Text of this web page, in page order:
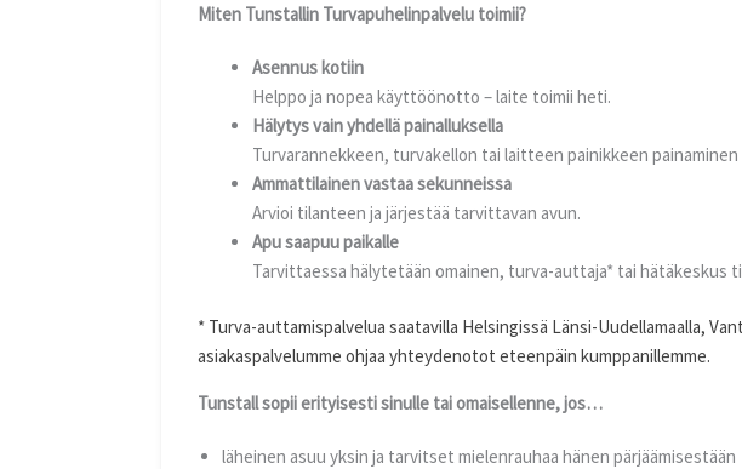
Miten Tunstallin Turvapuhelinpalvelu toimii?
Asennus kotiin
Helppo ja nopea käyttöönotto – laite toimii heti.
Hälytys vain yhdellä painalluksella
Turvarannekkeen, turvakellon tai laitteen painikkeen
Ammattilainen vastaa sekunneissa
Arvioi tilanteen ja järjestää tarvittavan avun.
Apu saapuu paikalle
Tarvittaessa hälytetään omainen, turva-auttaja* tai hätäkeskus
* Turva-auttamispalvelua saatavilla Helsingissä Länsi-Uudellamaalla,
asiakaspalvelumme ohjaa yhteydenotot eteenpäin kumppanillemme.
Tunstall sopii erityisesti sinulle tai omaisellenne, jos…
läheinen asuu yksin ja tarvitset mielenrauhaa hänen pärjäämisestään